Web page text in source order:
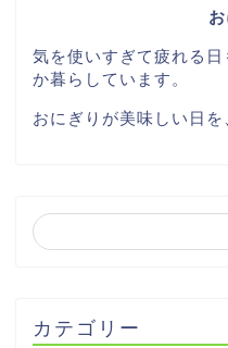
気を使いすぎて疲れる
か暮らしています。
おにぎりが美味しい日を
カテゴリー